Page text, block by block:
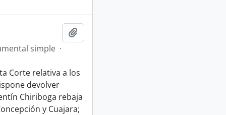
simple ·
Corte relativa a los
devolver
Chiriboga rebaja
y Cuajara;